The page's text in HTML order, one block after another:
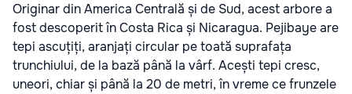
Originar din America Centrală și de Sud, acest arbore a
fost descoperit în Costa Rica și Nicaragua. Pejibaye are
tepi ascuțiți, aranjați circular pe toată suprafața
trunchiului, de la bază până la vârf. Acești tepi cresc,
uneori, chiar și până la 20 de metri, în vreme ce frunzele